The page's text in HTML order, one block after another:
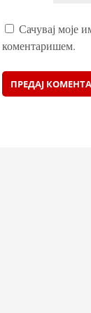
Сачувај моје
коментаришем.